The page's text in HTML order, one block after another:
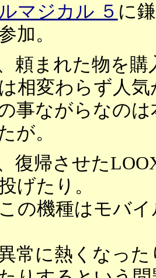
マジカル ５ に
加。
頼まれた物を購
相変わらず人気
事ながらなのは
が。
復帰させた
げたり。
の機種はモバイ
常に熱くなった